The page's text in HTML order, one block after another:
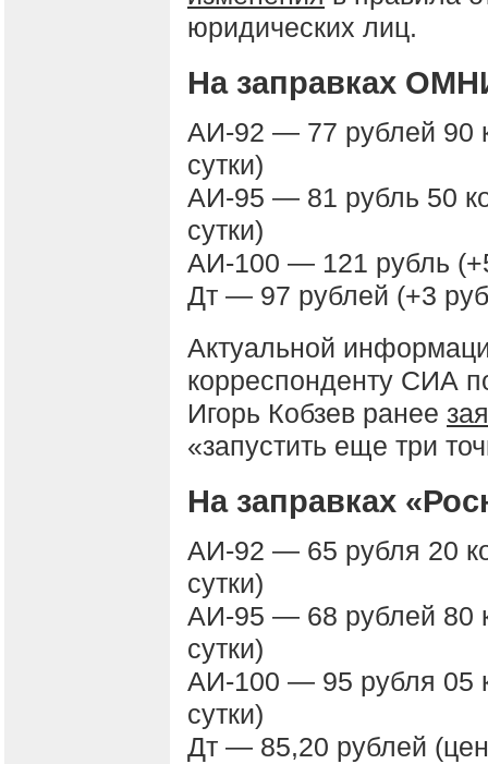
юридических лиц.
На заправках
АИ-92 — 77 рублей 90
сутки)
АИ-95 — 81 рубль 50
сутки)
АИ-100 — 121 рубль
Дт — 97 рублей (+3
Актуальной
корреспонденту СИА
Игорь Кобзев ранее
«запустить еще три
На заправках
АИ-92 — 65 рубля 20
сутки)
АИ-95 — 68 рублей 80
сутки)
АИ-100 — 95 рубля 05
сутки)
Дт — 85,20 рублей